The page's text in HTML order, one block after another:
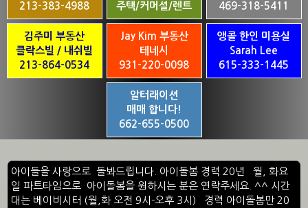
213-383-4988
주택/커머셜/렌트
469-318-5411
김주미 부동산
클락스빌 / 내쉬빌
213-864-0534
Jay Kim 부동산
테네시
931-220-0098
앵콜 한인 미용실
Sarah Lee
615-333-1445
알터래이션
매매 합니다!
662-655-0500
아이들을 사랑으로 돌봐드립니다. 아이돌봄 경력 20년 월, 화요
일 파트타임으로 아이돌봄을 원하시는 분은 연락주세요. ^^ 시간
대는 베이비시터 (월,화 오전 9시-오후 3시) 경력 아이돌봄만 20